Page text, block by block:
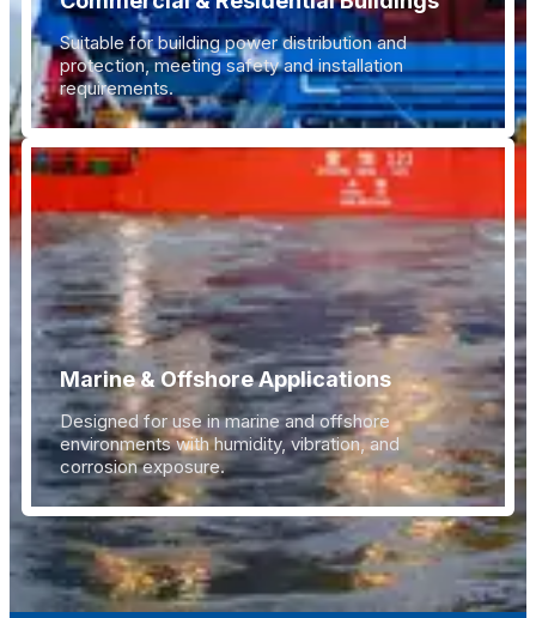
Suitable for building power distribution and
protection, meeting safety and installation
requirements.
Marine & Offshore Applications
Designed for use in marine and offshore
environments with humidity, vibration, and
corrosion exposure.